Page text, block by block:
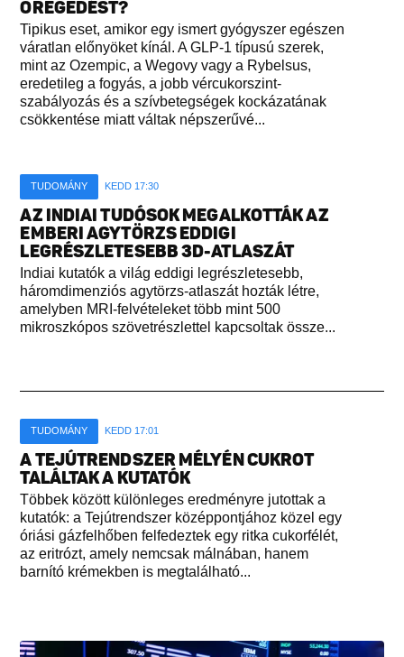
ÖREGEDÉST?
Tipikus eset, amikor egy ismert gyógyszer egészen
váratlan előnyöket kínál. A GLP-1 típusú szerek,
mint az Ozempic, a Wegovy vagy a Rybelsus,
eredetileg a fogyás, a jobb vércukorszint-
szabályozás és a szívbetegségek kockázatának
csökkentése miatt váltak népszerűvé...
TUDOMÁNY KEDD 17:30
AZ INDIAI TUDÓSOK MEGALKOTTÁK AZ
EMBERI AGYTÖRZS EDDIGI
LEGRÉSZLETESEBB 3D-ATLASZÁT
Indiai kutatók a világ eddigi legrészletesebb,
háromdimenziós agytörzs-atlaszát hozták létre,
amelyben MRI-felvételeket több mint 500
mikroszkópos szövetrészlettel kapcsoltak össze...
TUDOMÁNY KEDD 17:01
A TEJÚTRENDSZER MÉLYÉN CUKROT
TALÁLTAK A KUTATÓK
Többek között különleges eredményre jutottak a
kutatók: a Tejútrendszer középpontjához közel egy
óriási gázfelhőben felfedeztek egy ritka cukorfélét,
az eritrózt, amely nemcsak málnában, hanem
barnító krémekben is megtalálható...